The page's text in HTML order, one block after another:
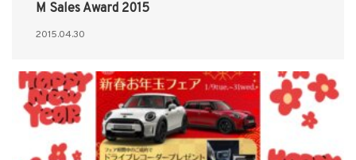
M Sales Award 2015
2015.04.30